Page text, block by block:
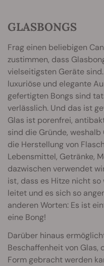
GLASBONGS
Frag einen beliebigen
zustimmen, dass
vielseitigsten Geräte
luxuriöse und elegante
gefertigten Bongs sind
verlässlich. Und das ist
Glas ist porenfrei,
sind die Gründe,
die Herstellung von
Lebensmittel, Getränke,
dazwischen verwendet
ist, dass es Hitze nicht
leitet und es sich so
anderen Worten: Es ist
eine Bong!
Darüber hinaus
Beschaffenheit von Glas,
Form gebracht werden